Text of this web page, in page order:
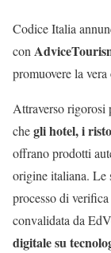
Codice Italia
con
promuovere la vera
Attraverso rigorosi
chegli hotel, i
offrano prodotti
origine italiana. Le
processo di
convalidata da
digitale su